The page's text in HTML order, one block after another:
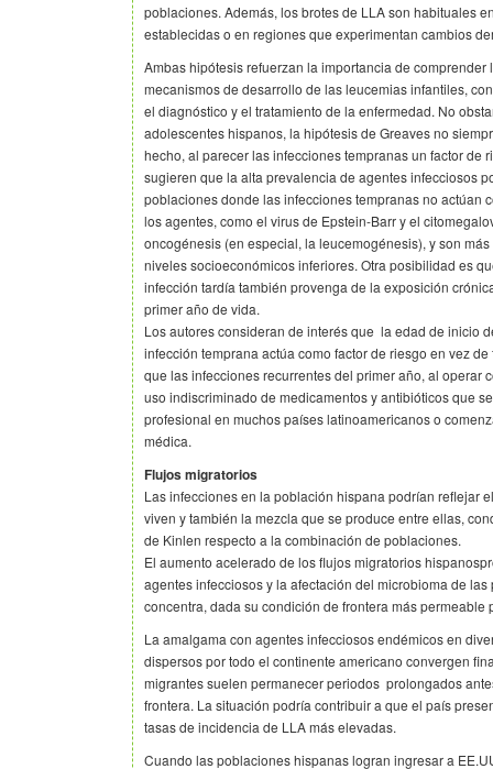
poblaciones. Además, los brotes de LLA son habituales
establecidas o en regiones que experimentan cambios
Ambas hipótesis refuerzan la importancia de comprender
mecanismos de desarrollo de las leucemias infantiles,
el diagnóstico y el tratamiento de la enfermedad. No
adolescentes hispanos, la hipótesis de Greaves no
hecho, al parecer las infecciones tempranas un factor de
sugieren que la alta prevalencia de agentes infecciosos
poblaciones donde las infecciones tempranas no actúan
los agentes, como el virus de Epstein-Barr y el
oncogénesis (en especial, la leucemogénesis), y son
niveles socioeconómicos inferiores. Otra posibilidad es
infección tardía también provenga de la exposición
primer año de vida.
Los autores consideran de interés que la edad de inicio
infección temprana actúa como factor de riesgo en vez
que las infecciones recurrentes del primer año, al operar
uso indiscriminado de medicamentos y antibióticos que
profesional en muchos países latinoamericanos o
médica.
Flujos migratorios
Las infecciones en la población hispana podrían reflejar
viven y también la mezcla que se produce entre ellas,
de Kinlen respecto a la combinación de poblaciones.
El aumento acelerado de los flujos migratorios
agentes infecciosos y la afectación del microbioma de
concentra, dada su condición de frontera más permeable
La amalgama con agentes infecciosos endémicos en
dispersos por todo el continente americano convergen
migrantes suelen permanecer periodos prolongados
frontera. La situación podría contribuir a que el país
tasas de incidencia de LLA más elevadas.
Cuando las poblaciones hispanas logran ingresar a